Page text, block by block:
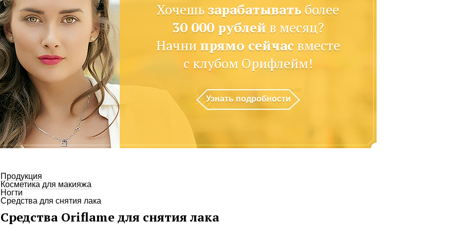
Хочешь зарабатывать более
30 000 рублей в месяц?
Начни прямо сейчас вместе
с клубом Орифлейм!
Узнать подробности
Продукция
Косметика для макияжа
Ногти
Средства для снятия лака
Средства Oriflame для снятия лака